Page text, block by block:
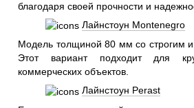
благодаря своей прочности и
Лайнстоун Montenegro
Модель толщиной 80 мм со строгим
Этот вариант подходит для
коммерческих объектов.
Лайнстоун Perast